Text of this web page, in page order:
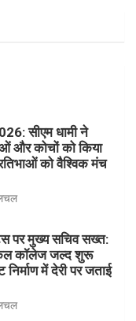
सीएम धामी ने
और कोचों को किया
को वैश्विक मंच
पर मुख्य सचिव सख्त:
कॉलेज जल्द शुरू
में देरी पर जताई